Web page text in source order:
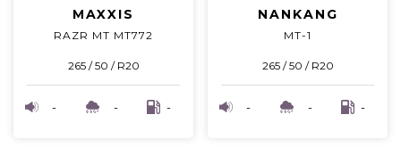
MAXXIS
RAZR MT MT772
265 / 50 / R20
- - -
NANKANG
MT-1
265 / 50 / R20
- - -